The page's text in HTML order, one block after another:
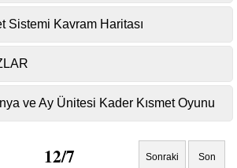
Sistemi Kavram Haritası
ve Ay Ünitesi Kader Kısmet Oyunu
12/7 Sonraki Son